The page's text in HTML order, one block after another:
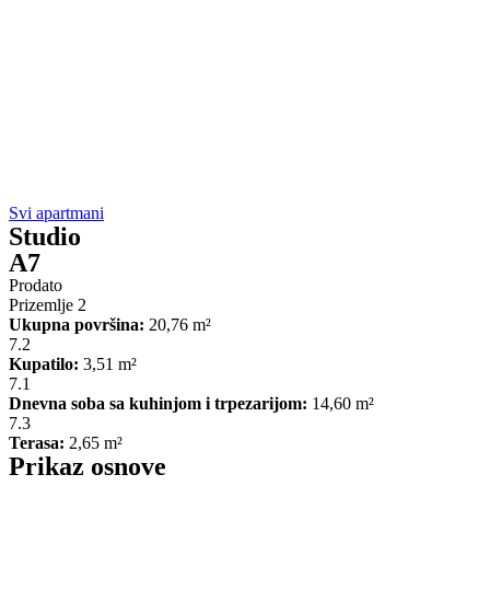
Svi apartmani
Studio
A7
Prodato
Prizemlje 2
Ukupna površina: 20,76 m²
7.2
Kupatilo: 3,51 m²
7.1
Dnevna soba sa kuhinjom i trpezarijom: 14,60 m²
7.3
Terasa: 2,65 m²
Prikaz osnove